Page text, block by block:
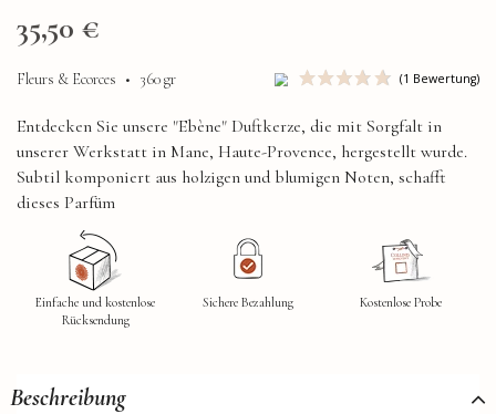
35,50 €
Fleurs & Ecorces • 360 gr
Entdecken Sie unsere "Ebène" Duftkerze, die mit Sorgfalt in
unserer Werkstatt in Mane, Haute-Provence, hergestellt wurde.
Subtil komponiert aus holzigen und blumigen Noten, schafft
dieses Parfüm
Einfache und kostenlose
Rücksendung
Sichere Bezahlung Kostenlose Probe
Beschreibung